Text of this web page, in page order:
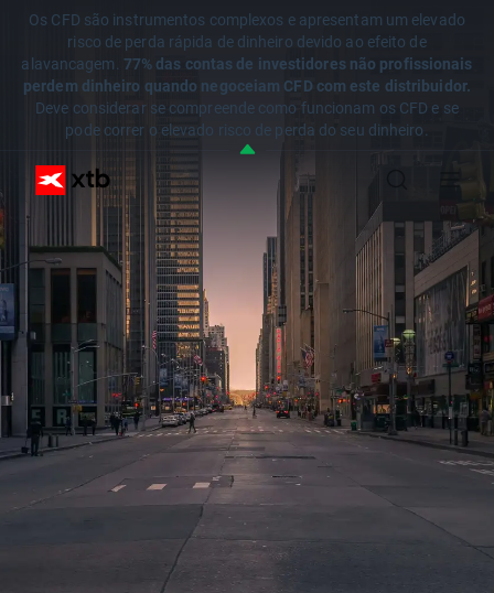
Os CFD são instrumentos complexos e apresentam um elevado
risco de perda rápida de dinheiro devido ao efeito de
alavancagem. 77% das contas de investidores não profissionais
perdem dinheiro quando negoceiam CFD com este distribuidor.
Deve considerar se compreende como funcionam os CFD e se
pode correr o elevado risco de perda do seu dinheiro.